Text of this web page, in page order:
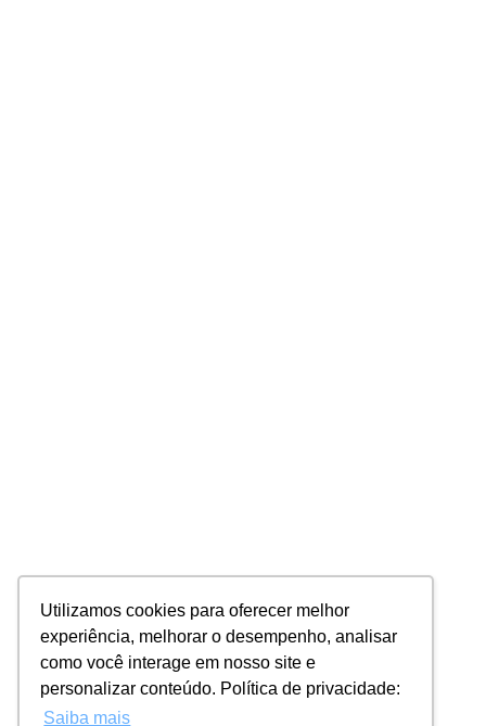
Utilizamos cookies para oferecer melhor
experiência, melhorar o desempenho, analisar
como você interage em nosso site e
personalizar conteúdo. Política de privacidade:
Saiba mais